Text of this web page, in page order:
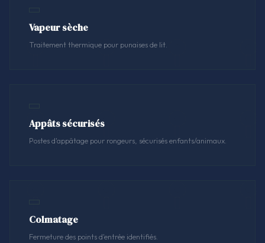
Vapeur sèche
Traitement thermique pour punaises de lit.
Appâts sécurisés
Postes d'appâtage pour rongeurs, sécurisés enfants/animaux.
Colmatage
Fermeture des points d'entrée identifiés.